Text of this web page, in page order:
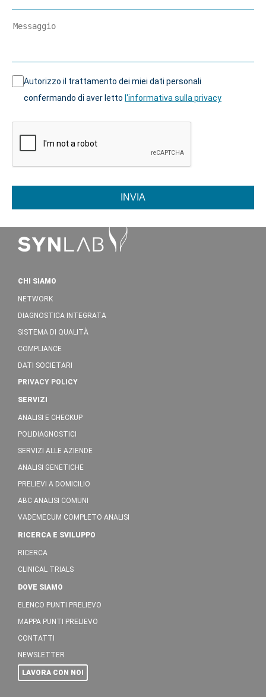
Autorizzo il trattamento dei miei dati personali
confermando di aver letto l'informativa sulla privacy
INVIA
CHI SIAMO
NETWORK
DIAGNOSTICA INTEGRATA
SISTEMA DI QUALITÀ
COMPLIANCE
DATI SOCIETARI
PRIVACY POLICY
SERVIZI
ANALISI E CHECKUP
POLIDIAGNOSTICI
SERVIZI ALLE AZIENDE
ANALISI GENETICHE
PRELIEVI A DOMICILIO
ABC ANALISI COMUNI
VADEMECUM COMPLETO ANALISI
RICERCA E SVILUPPO
RICERCA
CLINICAL TRIALS
DOVE SIAMO
ELENCO PUNTI PRELIEVO
MAPPA PUNTI PRELIEVO
CONTATTI
NEWSLETTER
LAVORA CON NOI